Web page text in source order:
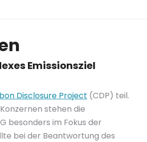
Emissionsziel
Disclosure Project (CDP) teil.
stehen die
besonders im Fokus der
bei der Beantwortung des